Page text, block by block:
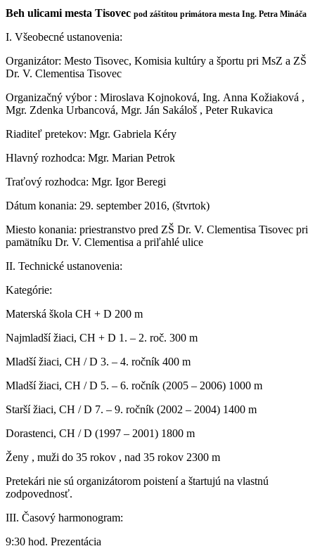
Beh ulicami mesta Tisovec pod záštitou primátora mesta Ing. Petra Mináča
I. Všeobecné ustanovenia:
Organizátor: Mesto Tisovec, Komisia kultúry a športu pri MsZ a ZŠ
Dr. V. Clementisa Tisovec
Organizačný výbor : Miroslava Kojnoková, Ing. Anna Kožiaková ,
Mgr. Zdenka Urbancová, Mgr. Ján Sakáloš , Peter Rukavica
Riaditeľ pretekov: Mgr. Gabriela Kéry
Hlavný rozhodca: Mgr. Marian Petrok
Traťový rozhodca: Mgr. Igor Beregi
Dátum konania: 29. september 2016, (štvrtok)
Miesto konania: priestranstvo pred ZŠ Dr. V. Clementisa Tisovec pri
pamätníku Dr. V. Clementisa a priľahlé ulice
II. Technické ustanovenia:
Kategórie:
Materská škola CH + D 200 m
Najmladší žiaci, CH + D 1. – 2. roč. 300 m
Mladší žiaci, CH / D 3. – 4. ročník 400 m
Mladší žiaci, CH / D 5. – 6. ročník (2005 – 2006) 1000 m
Starší žiaci, CH / D 7. – 9. ročník (2002 – 2004) 1400 m
Dorastenci, CH / D (1997 – 2001) 1800 m
Ženy , muži do 35 rokov , nad 35 rokov 2300 m
Pretekári nie sú organizátorom poistení a štartujú na vlastnú
zodpovednosť.
III. Časový harmonogram:
9:30 hod. Prezentácia